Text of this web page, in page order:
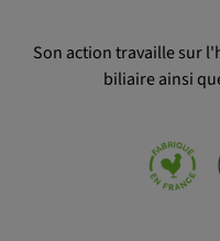
Son action travaille sur
biliaire ainsi